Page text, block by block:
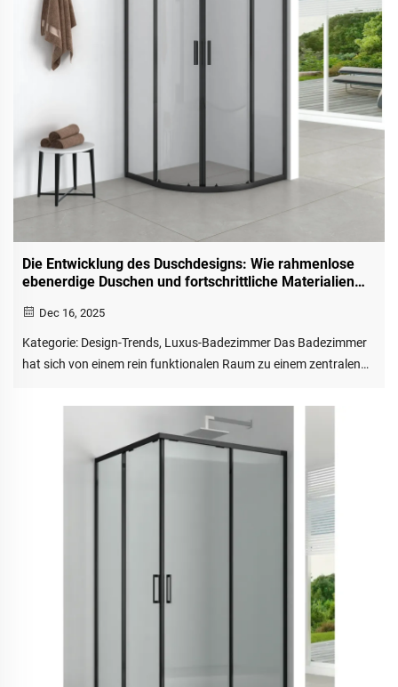
Die Entwicklung des Duschdesigns: Wie rahmenlose
ebenerdige Duschen und fortschrittliche Materialien
Dec 16, 2025
Kategorie: Design-Trends, Luxus-Badezimmer Das Badezimmer
hat sich von einem rein funktionalen Raum zu einem zentralen
Mittelpunkt dieser Transformation steht die Dusche. Heutige
Hausbesitzer entfernen sich zunehmend von geschlossenen,
klaustrophobischen Kabinen hin zu geräumigen, offenen